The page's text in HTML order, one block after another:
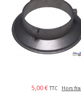
5,00 € TTC Hors